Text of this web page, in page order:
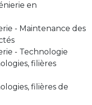
en
- Maintenance des
- Technologie
filières
filières de